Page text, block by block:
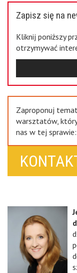
Zapisz się na
Kliknij poniższy
otrzymywać
Zaproponuj
warsztatów,
nas w tej sprawie: